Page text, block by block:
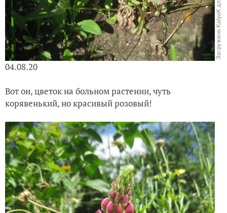
04.08.20
Вот он, цветок на больном растении, чуть
корявенький, но красивый розовый!